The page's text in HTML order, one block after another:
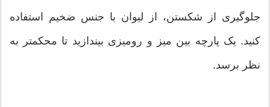
جلوگیری از شکستن، از لیوان با جنس ضخیم استفاده
کنید. یک پارچه بین میز و رومیزی بیندازید تا محکم‎تر به
نظر برسد.